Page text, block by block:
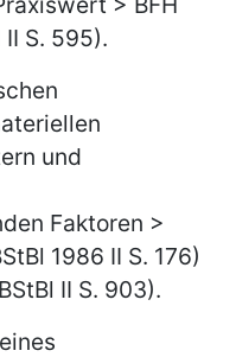
II S. 595).
und
Faktoren >
1986 II S. 176)
II S. 903).